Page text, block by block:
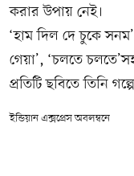
করার উপায় নেই।
‘হাম দিল দে চুকে
গেয়া’, ‘চলতে
প্রতিটি ছবিতে তিনি
ইন্ডিয়ান এক্সপ্রেস অবলম্বনে